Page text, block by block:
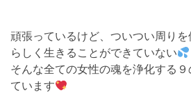
頑張っているけど、ついつい周り
らしく生きることができていない
そんな全ての女性の魂を浄化する
ています